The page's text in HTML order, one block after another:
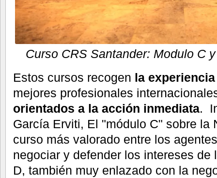
Curso CRS Santander: Modulo C
Estos cursos recogen la
mejores profesionales
orientados a la acción inmediata.
García Erviti, El "módulo C" sobre la
curso más valorado entre los
negociar y defender los intereses de
D, también muy enlazado con la